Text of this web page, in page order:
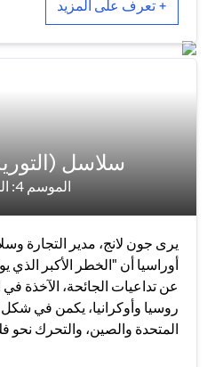
+ تعرف على المزيد
سلاسل
الموسم 4: الحلقة 4
يرى جون لانج، مدير التجارة
أوراسيا أن "الخطر الأكبر الذي
عن تداعيات الجائحة، الآخذة
روسيا وأوكرانيا، يكمن في شكل
المتحدة والصين، والتحرك نحو فك